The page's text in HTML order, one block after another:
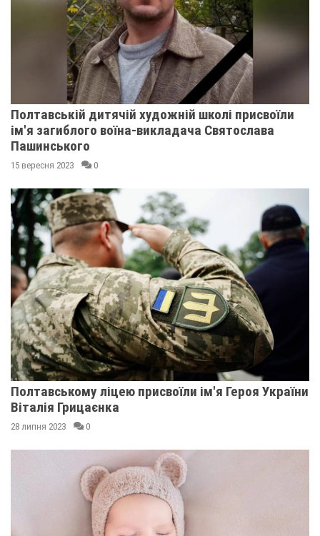
Полтавській дитячій художній школі присвоїли
ім'я загиблого воїна-викладача Святослава
Пашинського
15 вересня 2023 0
Полтавському ліцею присвоїли ім'я Героя України
Віталія Грицаєнка
28 липня 2023 0